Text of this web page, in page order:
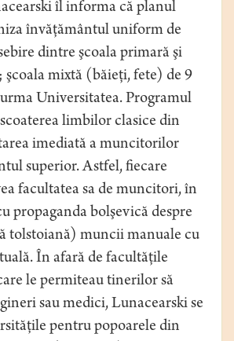
îl informa că planul
învăţământul uniform de
dintre şcoala primară şi
şcoala mixtă (băieţi, fete) de 9
Universitatea. Programul
limbilor clasice din
imediată a muncitorilor
superior. Astfel, fiecare
facultatea sa de muncitori, în
propaganda bolşevică despre
tolstoiană) muncii manuale cu
În afară de facultăţile
le permiteau tinerilor să
sau medici, Lunacearski se
pentru popoarele din